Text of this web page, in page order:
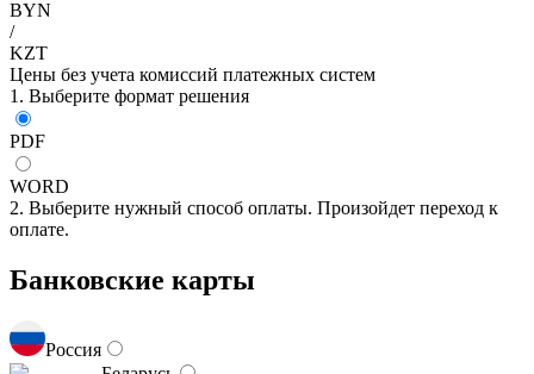
BYN
/
KZT
Цены без учета комиссий платежных систем
1. Выберите формат решения
PDF
WORD
2. Выберите нужный способ оплаты. Произойдет переход к
оплате.
Банковские карты
Россия